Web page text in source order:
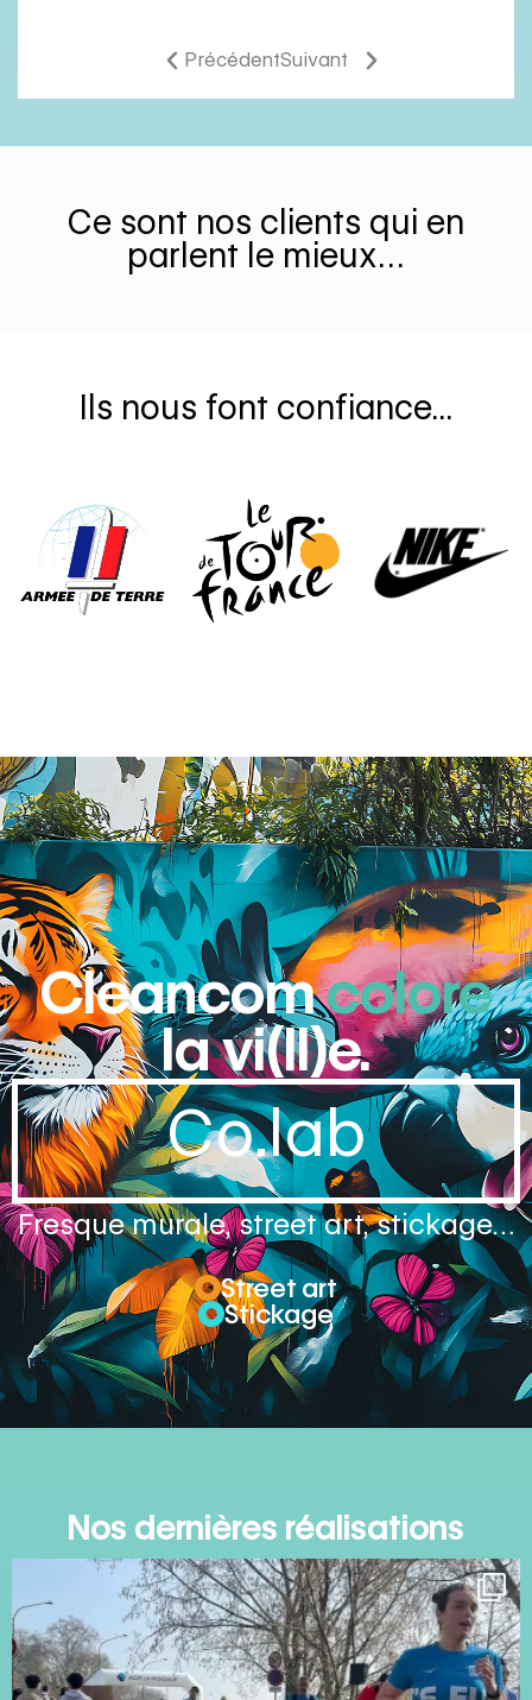
PrécédentSuivant
Ce sont nos clients qui en
parlent le mieux…
Ils nous font confiance...
Cleancomcolore
la vi(ll)e.
Co.lab
Fresque murale, street art, stickage…
Street art
Stickage
Nos dernières réalisations